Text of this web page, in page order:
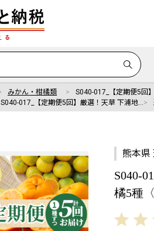
みかん・柑橘類 S040-017_【定期便5回
S040-017_【定期便5回】厳選！天草 下浦地…
熊本県
S040-
橘5種